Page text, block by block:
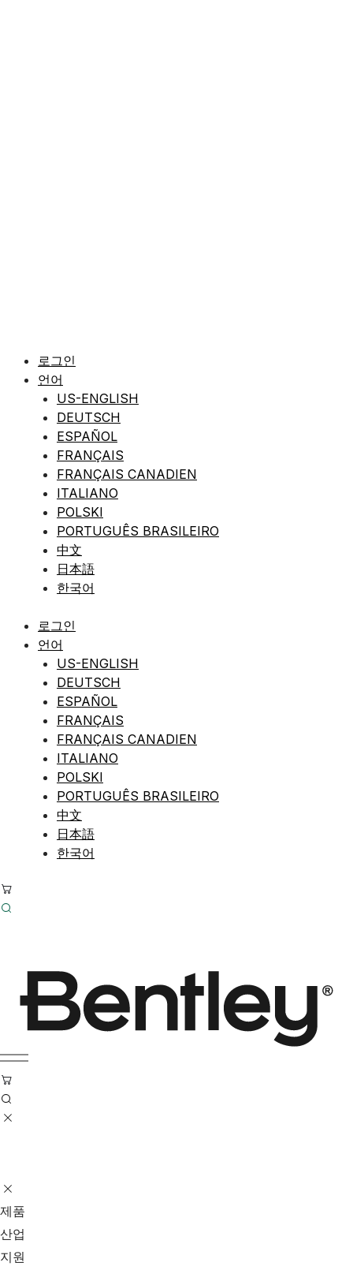
로그인
언어
US-ENGLISH
DEUTSCH
ESPAÑOL
FRANÇAIS
FRANÇAIS CANADIEN
ITALIANO
POLSKI
PORTUGUÊS BRASILEIRO
中文
日本語
한국어
로그인
언어
US-ENGLISH
DEUTSCH
ESPAÑOL
FRANÇAIS
FRANÇAIS CANADIEN
ITALIANO
POLSKI
PORTUGUÊS BRASILEIRO
中文
日本語
한국어
제품
산업
지원